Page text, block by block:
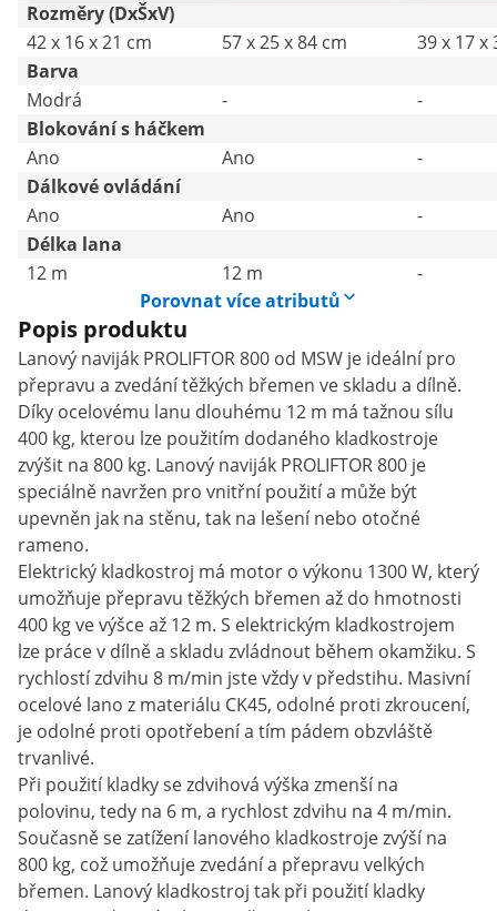
Rozměry (DxŠxV)
42 x 16 x 21 cm
57 x 25 x 84 cm
39 x 17 x
Barva
Modrá
-
-
Blokování s háčkem
Ano
Ano
-
Dálkové ovládání
Ano
Ano
-
Délka lana
12 m
12 m
-
Porovnat více atributů
Popis produktu
Lanový naviják PROLIFTOR 800 od MSW je ideální pro
přepravu a zvedání těžkých břemen ve skladu a dílně.
Díky ocelovému lanu dlouhému 12 m má tažnou sílu
400 kg, kterou lze použitím dodaného kladkostroje
zvýšit na 800 kg. Lanový naviják PROLIFTOR 800 je
speciálně navržen pro vnitřní použití a může být
upevněn jak na stěnu, tak na lešení nebo otočné
rameno.
Elektrický kladkostroj má motor o výkonu 1300 W, který
umožňuje přepravu těžkých břemen až do hmotnosti
400 kg ve výšce až 12 m. S elektrickým kladkostrojem
lze práce v dílně a skladu zvládnout během okamžiku. S
rychlostí zdvihu 8 m/min jste vždy v předstihu. Masivní
ocelové lano z materiálu CK45, odolné proti zkroucení,
je odolné proti opotřebení a tím pádem obzvláště
trvanlivé.
Při použití kladky se zdvihová výška zmenší na
polovinu, tedy na 6 m, a rychlost zdvihu na 4 m/min.
Současně se zatížení lanového kladkostroje zvýší na
800 kg, což umožňuje zvedání a přepravu velkých
břemen. Lanový kladkostroj tak při použití kladky